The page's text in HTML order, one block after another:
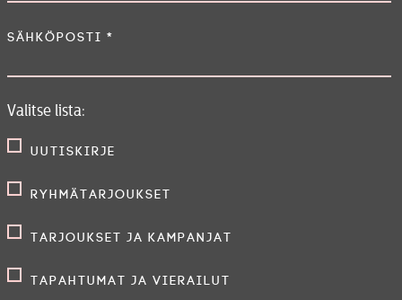
Sähköposti *
Valitse lista:
Uutiskirje
Ryhmätarjoukset
Tarjoukset ja kampanjat
Tapahtumat ja vierailut